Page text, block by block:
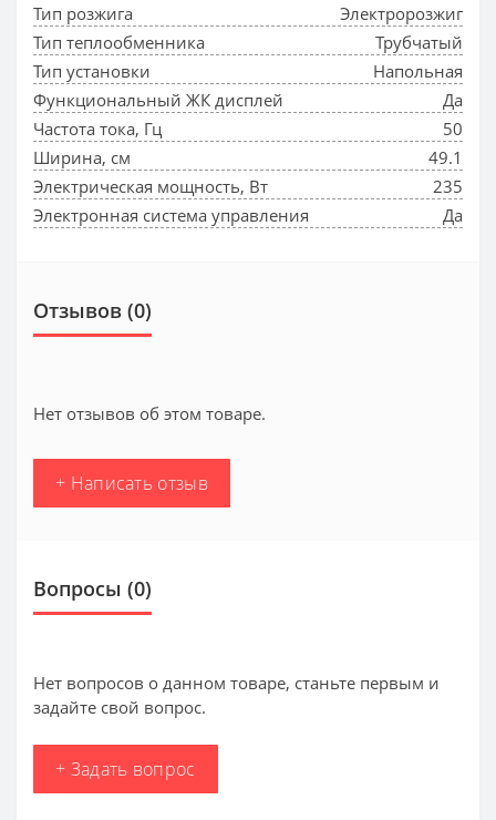
Тип розжига
Электророзжиг
Тип теплообменника
Трубчатый
Тип установки
Напольная
Функциональный ЖК дисплей
Да
Частота тока, Гц
50
Ширина, см
49.1
Электрическая мощность, Вт
235
Электронная система управления
Да
Отзывов (0)
Нет отзывов об этом товаре.
+ Написать отзыв
Вопросы (0)
Нет вопросов о данном товаре, станьте первым и
задайте свой вопрос.
+ Задать вопрос